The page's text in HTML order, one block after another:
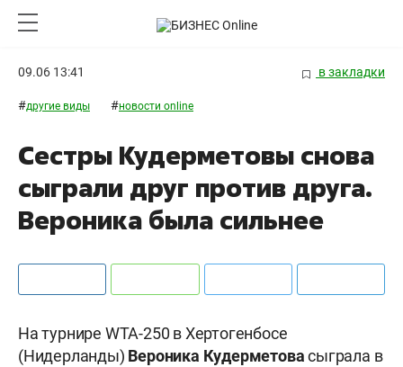
09.06 13:41 в закладки
#другие виды #новости online
Сестры Кудерметовы снова
сыграли друг против друга.
Вероника была сильнее
На турнире WTA-250 в Хертогенбосе
(Нидерланды) Вероника Кудерметовасыграла в